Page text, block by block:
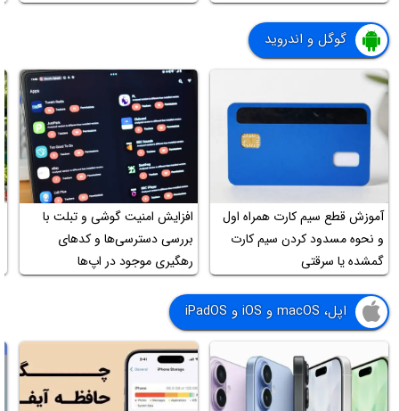
گوگل و اندروید
آموزش قطع سیم کارت همراه اول
و نحوه مسدود کردن سیم کارت
گمشده یا سرقتی
افزایش امنیت گوشی و تبلت با
بررسی دسترسی‌ها و کدهای
رهگیری موجود در اپ‌ها
اپل، macOS و iOS و iPadOS